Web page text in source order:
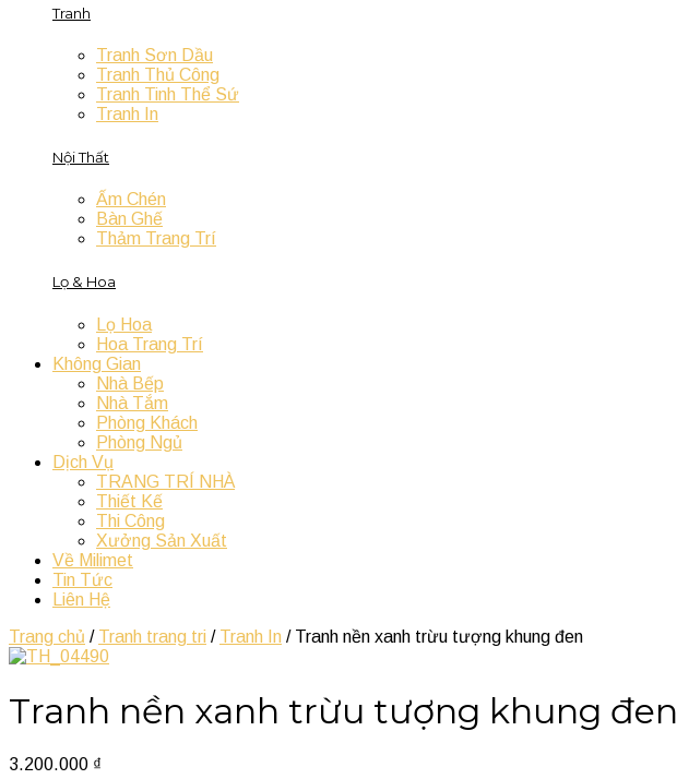
Tranh
Tranh Sơn Dầu
Tranh Thủ Công
Tranh Tinh Thể Sứ
Tranh In
Nội Thất
Ấm Chén
Bàn Ghế
Thảm Trang Trí
Lọ & Hoa
Lọ Hoa
Hoa Trang Trí
Không Gian
Nhà Bếp
Nhà Tắm
Phòng Khách
Phòng Ngủ
Dịch Vụ
TRANG TRÍ NHÀ
Thiết Kế
Thi Công
Xưởng Sản Xuất
Về Milimet
Tin Tức
Liên Hệ
Trang chủ / Tranh trang tri / Tranh In / Tranh nền xanh trừu tượng khung đen
Tranh nền xanh trừu tượng khung đen
3.200.000 ₫